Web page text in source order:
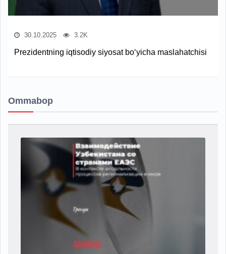
30.10.2025 3.2K
Prezidentning iqtisodiy siyosat bo‘yicha maslahatchisi
Ommabop